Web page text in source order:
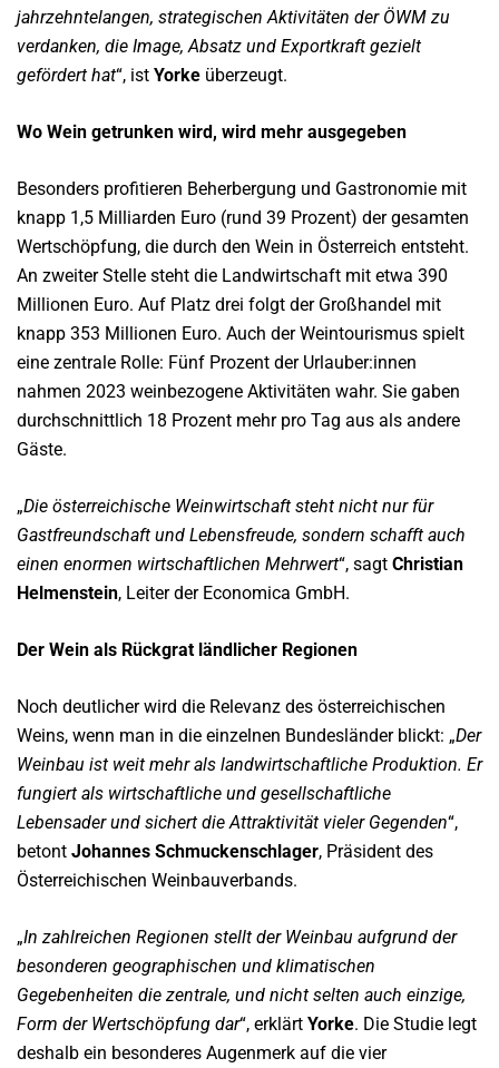
jahrzehntelangen, strategischen Aktivitäten der ÖWM zu
verdanken, die Image, Absatz und Exportkraft gezielt
gefördert hat“, ist Yorke überzeugt.
Wo Wein getrunken wird, wird mehr ausgegeben
Besonders profitieren Beherbergung und Gastronomie mit
knapp 1,5 Milliarden Euro (rund 39 Prozent) der gesamten
Wertschöpfung, die durch den Wein in Österreich entsteht.
An zweiter Stelle steht die Landwirtschaft mit etwa 390
Millionen Euro. Auf Platz drei folgt der Großhandel mit
knapp 353 Millionen Euro. Auch der Weintourismus spielt
eine zentrale Rolle: Fünf Prozent der Urlauber:innen
nahmen 2023 weinbezogene Aktivitäten wahr. Sie gaben
durchschnittlich 18 Prozent mehr pro Tag aus als andere
Gäste.
„Die österreichische Weinwirtschaft steht nicht nur für
Gastfreundschaft und Lebensfreude, sondern schafft auch
einen enormen wirtschaftlichen Mehrwert“, sagt Christian
Helmenstein, Leiter der Economica GmbH.
Der Wein als Rückgrat ländlicher Regionen
Noch deutlicher wird die Relevanz des österreichischen
Weins, wenn man in die einzelnen Bundesländer blickt: „Der
Weinbau ist weit mehr als landwirtschaftliche Produktion. Er
fungiert als wirtschaftliche und gesellschaftliche
Lebensader und sichert die Attraktivität vieler Gegenden“,
betont Johannes Schmuckenschlager, Präsident des
Österreichischen Weinbauverbands.
„In zahlreichen Regionen stellt der Weinbau aufgrund der
besonderen geographischen und klimatischen
Gegebenheiten die zentrale, und nicht selten auch einzige,
Form der Wertschöpfung dar“, erklärt Yorke. Die Studie legt
deshalb ein besonderes Augenmerk auf die vier